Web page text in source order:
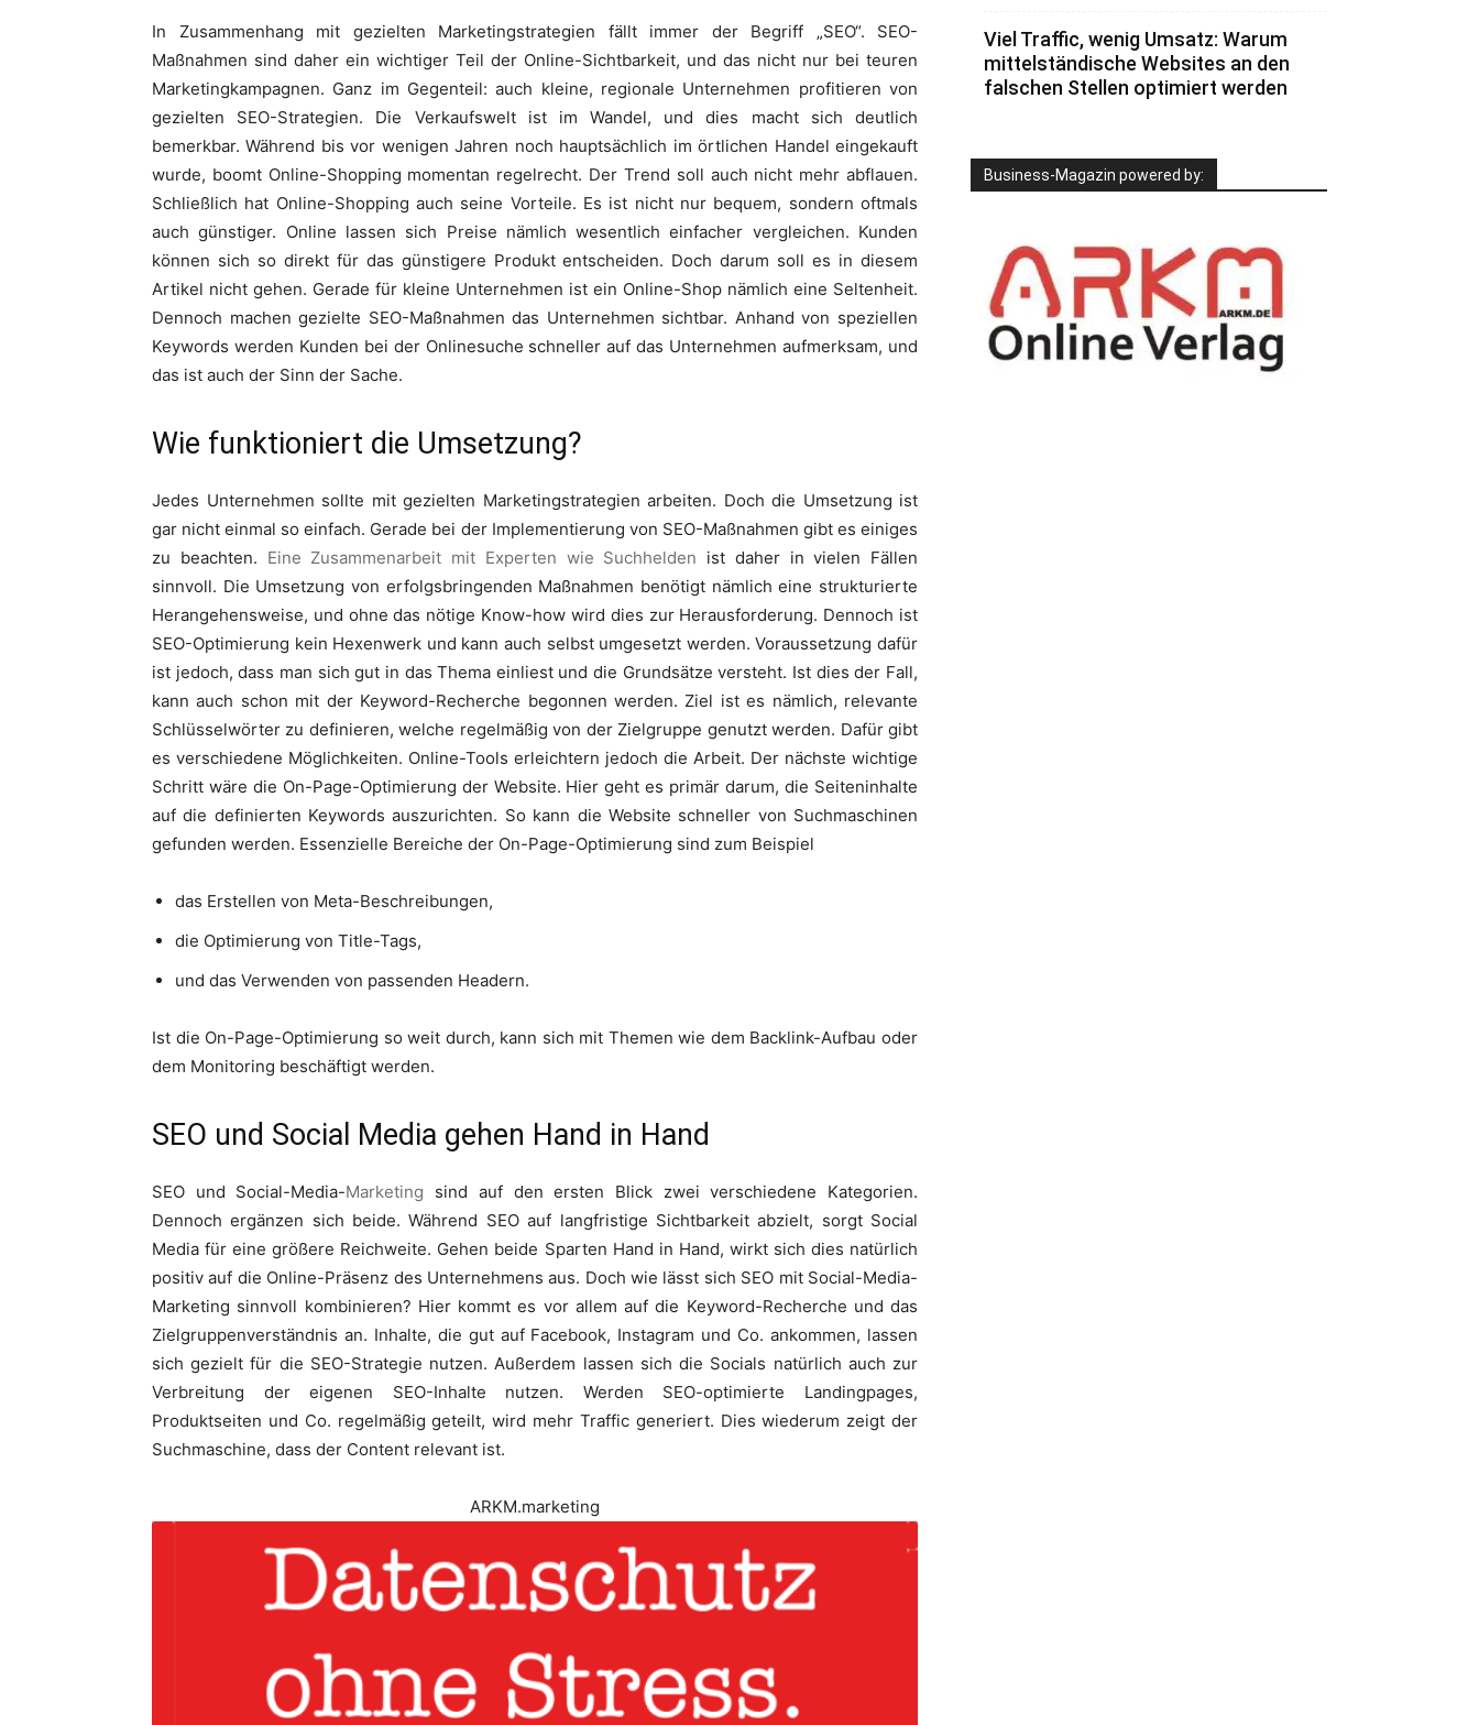
In Zusammenhang mit gezielten Marketingstrategien fällt immer der Begriff „SEO“. SEO-
Maßnahmen sind daher ein wichtiger Teil der Online-Sichtbarkeit, und das nicht nur bei teuren
Marketingkampagnen. Ganz im Gegenteil: auch kleine, regionale Unternehmen profitieren von
gezielten SEO-Strategien. Die Verkaufswelt ist im Wandel, und dies macht sich deutlich
bemerkbar. Während bis vor wenigen Jahren noch hauptsächlich im örtlichen Handel eingekauft
wurde, boomt Online-Shopping momentan regelrecht. Der Trend soll auch nicht mehr abflauen.
Schließlich hat Online-Shopping auch seine Vorteile. Es ist nicht nur bequem, sondern oftmals
auch günstiger. Online lassen sich Preise nämlich wesentlich einfacher vergleichen. Kunden
können sich so direkt für das günstigere Produkt entscheiden. Doch darum soll es in diesem
Artikel nicht gehen. Gerade für kleine Unternehmen ist ein Online-Shop nämlich eine Seltenheit.
Dennoch machen gezielte SEO-Maßnahmen das Unternehmen sichtbar. Anhand von speziellen
Keywords werden Kunden bei der Onlinesuche schneller auf das Unternehmen aufmerksam, und
das ist auch der Sinn der Sache.
Wie funktioniert die Umsetzung?
Jedes Unternehmen sollte mit gezielten Marketingstrategien arbeiten. Doch die Umsetzung ist
gar nicht einmal so einfach. Gerade bei der Implementierung von SEO-Maßnahmen gibt es einiges
zu beachten. Eine Zusammenarbeit mit Experten wie Suchhelden ist daher in vielen Fällen
sinnvoll. Die Umsetzung von erfolgsbringenden Maßnahmen benötigt nämlich eine strukturierte
Herangehensweise, und ohne das nötige Know-how wird dies zur Herausforderung. Dennoch ist
SEO-Optimierung kein Hexenwerk und kann auch selbst umgesetzt werden. Voraussetzung dafür
ist jedoch, dass man sich gut in das Thema einliest und die Grundsätze versteht. Ist dies der Fall,
kann auch schon mit der Keyword-Recherche begonnen werden. Ziel ist es nämlich, relevante
Schlüsselwörter zu definieren, welche regelmäßig von der Zielgruppe genutzt werden. Dafür gibt
es verschiedene Möglichkeiten. Online-Tools erleichtern jedoch die Arbeit. Der nächste wichtige
Schritt wäre die On-Page-Optimierung der Website. Hier geht es primär darum, die Seiteninhalte
auf die definierten Keywords auszurichten. So kann die Website schneller von Suchmaschinen
gefunden werden. Essenzielle Bereiche der On-Page-Optimierung sind zum Beispiel
das Erstellen von Meta-Beschreibungen,
die Optimierung von Title-Tags,
und das Verwenden von passenden Headern.
Ist die On-Page-Optimierung so weit durch, kann sich mit Themen wie dem Backlink-Aufbau oder
dem Monitoring beschäftigt werden.
SEO und Social Media gehen Hand in Hand
SEO und Social-Media-Marketing sind auf den ersten Blick zwei verschiedene Kategorien.
Dennoch ergänzen sich beide. Während SEO auf langfristige Sichtbarkeit abzielt, sorgt Social
Media für eine größere Reichweite. Gehen beide Sparten Hand in Hand, wirkt sich dies natürlich
positiv auf die Online-Präsenz des Unternehmens aus. Doch wie lässt sich SEO mit Social-Media-
Marketing sinnvoll kombinieren? Hier kommt es vor allem auf die Keyword-Recherche und das
Zielgruppenverständnis an. Inhalte, die gut auf Facebook, Instagram und Co. ankommen, lassen
sich gezielt für die SEO-Strategie nutzen. Außerdem lassen sich die Socials natürlich auch zur
Verbreitung der eigenen SEO-Inhalte nutzen. Werden SEO-optimierte Landingpages,
Produktseiten und Co. regelmäßig geteilt, wird mehr Traffic generiert. Dies wiederum zeigt der
Suchmaschine, dass der Content relevant ist.
ARKM.marketing
Viel Traffic, wenig Umsatz: Warum
mittelständische Websites an den
falschen Stellen optimiert werden
Business-Magazin powered by: